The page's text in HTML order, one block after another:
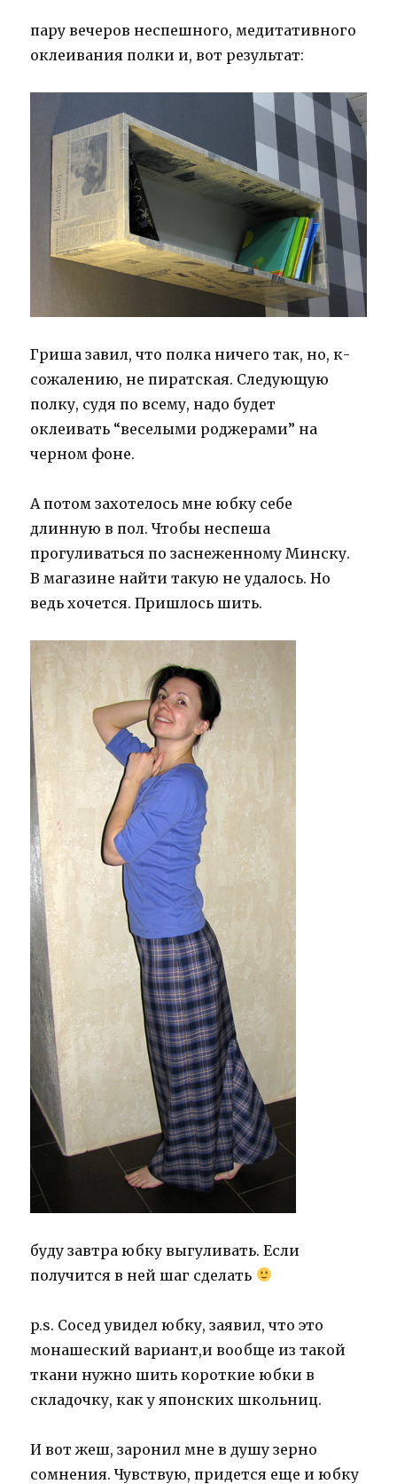
пару вечеров неспешного, медитативного
оклеивания полки и, вот результат:
Гриша завил, что полка ничего так, но, к-
сожалению, не пиратская. Следующую
полку, судя по всему, надо будет
оклеивать “веселыми роджерами” на
черном фоне.
А потом захотелось мне юбку себе
длинную в пол. Чтобы неспеша
прогуливаться по заснеженному Минску.
В магазине найти такую не удалось. Но
ведь хочется. Пришлось шить.
буду завтра юбку выгуливать. Если
получится в ней шаг сделать
p.s. Сосед увидел юбку, заявил, что это
монашеский вариант,и вообще из такой
ткани нужно шить короткие юбки в
складочку, как у японских школьниц.
И вот жеш, заронил мне в душу зерно
сомнения. Чувствую, придется еще и юбку